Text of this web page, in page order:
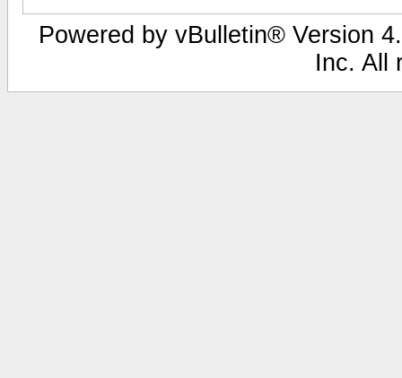
Powered by vBulletin® Version
Inc. All